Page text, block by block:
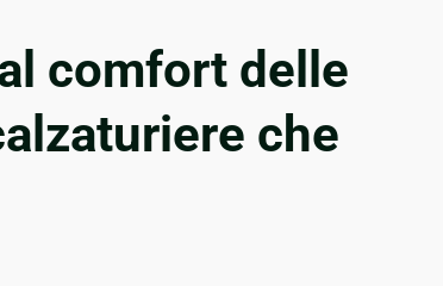
comfort delle
che